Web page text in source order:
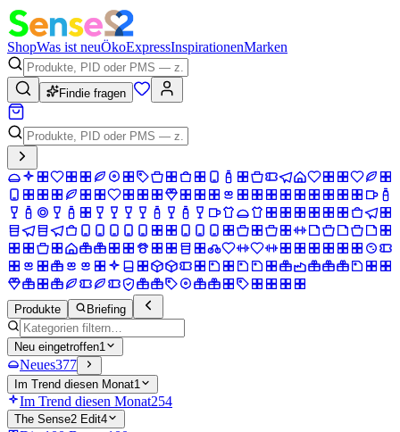
ShopWas ist neuÖkoExpressInspirationenMarken
Findie fragen
Produkte Briefing
Neu eingetroffen1
Neues377
Im Trend diesen Monat1
Im Trend diesen Monat254
The Sense2 Edit4